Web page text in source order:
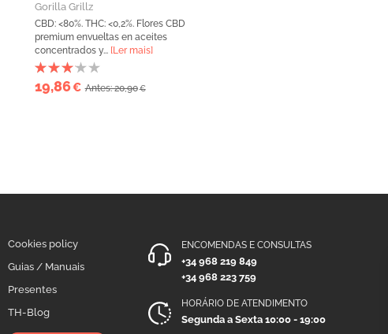
Gorilla Grillz
CBD: <80%. THC: <0,2%. Flores CBD
premium envueltas en aceites
concentrados y... [Ler mais]
19,86€ Antes: 20,90€
Cookies policy
Guias / Manuais
Presentes
TH-Blog
ENCOMENDAS E CONSULTAS
+34 968 219 849
+34 968 223 759
HORÁRIO DE ATENDIMENTO
Segunda a Sexta 10:00 - 19:00